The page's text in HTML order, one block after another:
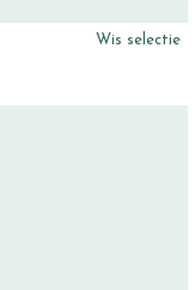
Wis selectie